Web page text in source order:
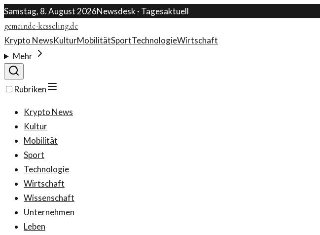
Samstag, 8. August 2026Newsdesk · Tagesaktuell
gemeinde-kesseling.de
Krypto NewsKulturMobilitätSportTechnologieWirtschaft
Mehr
Rubriken
Krypto News
Kultur
Mobilität
Sport
Technologie
Wirtschaft
Wissenschaft
Unternehmen
Leben